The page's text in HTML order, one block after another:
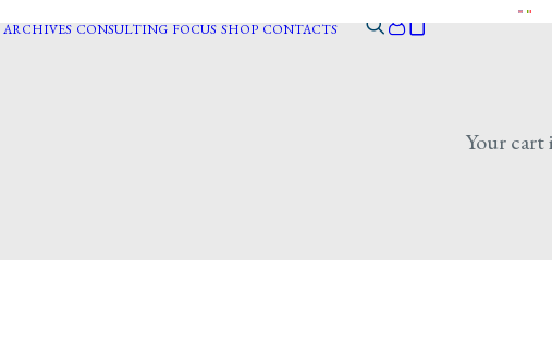
ARCHIVES CONSULTING FOCUS SHOP CONTACTS
Your cart